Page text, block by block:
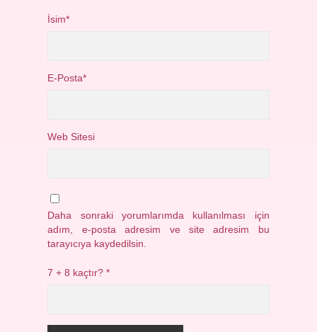
İsim*
E-Posta*
Web Sitesi
Daha sonraki yorumlarımda kullanılması için
adım, e-posta adresim ve site adresim bu
tarayıcıya kaydedilsin.
7 + 8 kaçtır?*